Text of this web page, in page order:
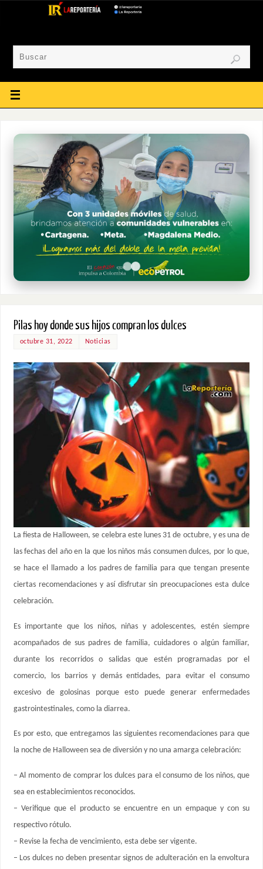
Pilas hoy donde sus hijos compran los dulces
octubre 31, 2022 Noticias
La fiesta de Halloween, se celebra este lunes 31 de octubre, y es una de
las fechas del año en la que los niños más consumen dulces, por lo que,
se hace el llamado a los padres de familia para que tengan presente
ciertas recomendaciones y así disfrutar sin preocupaciones esta dulce
celebración.
Es importante que los niños, niñas y adolescentes, estén siempre
acompañados de sus padres de familia, cuidadores o algún familiar,
durante los recorridos o salidas que estén programadas por el
comercio, los barrios y demás entidades, para evitar el consumo
excesivo de golosinas porque esto puede generar enfermedades
gastrointestinales, como la diarrea.
Es por esto, que entregamos las siguientes recomendaciones para que
la noche de Halloween sea de diversión y no una amarga celebración:
– Al momento de comprar los dulces para el consumo de los niños, que
sea en establecimientos reconocidos.
– Verifique que el producto se encuentre en un empaque y con su
respectivo rótulo.
– Revise la fecha de vencimiento, esta debe ser vigente.
– Los dulces no deben presentar signos de adulteración en la envoltura